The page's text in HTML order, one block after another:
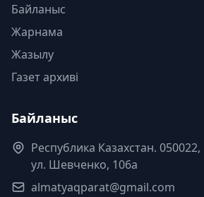
Байланыс
Жарнама
Жазылу
Газет архиві
Байланыс
Республика Казахстан.
ул. Шевченко, 106а
almatyaqparat@gmail.com